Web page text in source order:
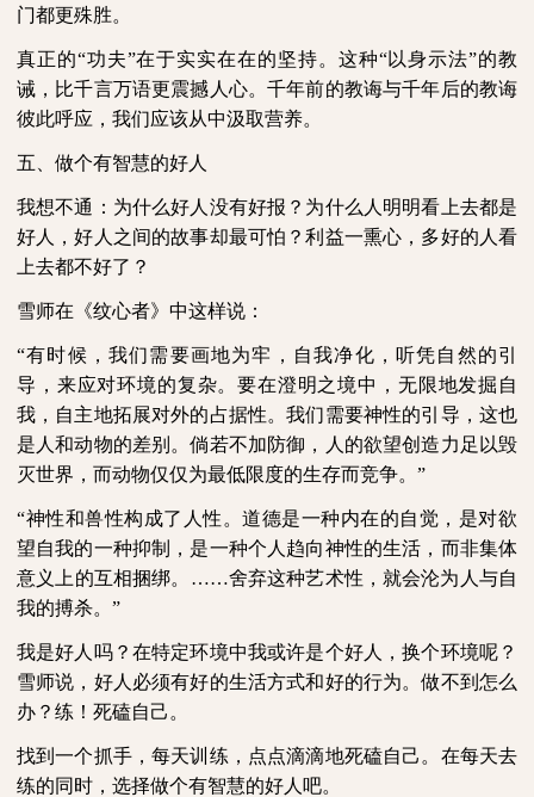
门都更殊胜。
真正的“功夫”在于实实在在的坚持。这种“以身示法”的教
诫，比千言万语更震撼人心。千年前的教诲与千年后的教诲
彼此呼应，我们应该从中汲取营养。
五、做个有智慧的好人
我想不通：为什么好人没有好报？为什么人明明看上去都是
好人，好人之间的故事却最可怕？利益一熏心，多好的人看
上去都不好了？
雪师在《纹心者》中这样说：
“有时候，我们需要画地为牢，自我净化，听凭自然的引
导，来应对环境的复杂。要在澄明之境中，无限地发掘自
我，自主地拓展对外的占据性。我们需要神性的引导，这也
是人和动物的差别。倘若不加防御，人的欲望创造力足以毁
灭世界，而动物仅仅为最低限度的生存而竞争。”
“神性和兽性构成了人性。道德是一种内在的自觉，是对欲
望自我的一种抑制，是一种个人趋向神性的生活，而非集体
意义上的互相捆绑。……舍弃这种艺术性，就会沦为人与自
我的搏杀。”
我是好人吗？在特定环境中我或许是个好人，换个环境呢？
雪师说，好人必须有好的生活方式和好的行为。做不到怎么
办？练！死磕自己。
找到一个抓手，每天训练，点点滴滴地死磕自己。在每天去
练的同时，选择做个有智慧的好人吧。